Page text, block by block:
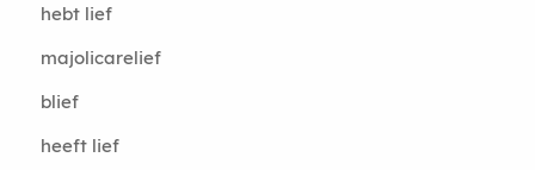
hebt lief
majolicarelief
blief
heeft lief